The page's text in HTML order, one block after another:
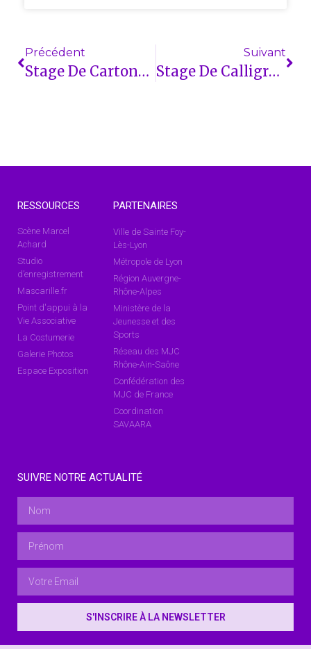
Précédent
Stage De Cartonnage (COMPLET)
Suivant
Stage De Calligraphie – Enluminures (COMPLET)
RESSOURCES
Scène Marcel
Achard
Studio
d’enregistrement
Mascarille.fr
Point d'appui à la
Vie Associative
La Costumerie
Galerie Photos
Espace Exposition
PARTENAIRES
Ville de Sainte Foy-
Lès-Lyon
Métropole de Lyon
Région Auvergne-
Rhône-Alpes
Ministère de la
Jeunesse et des
Sports
Réseau des MJC
Rhône-Ain-Saône
Confédération des
MJC de France
Coordination
SAVAARA
SUIVRE NOTRE ACTUALITÉ
S'INSCRIRE À LA NEWSLETTER